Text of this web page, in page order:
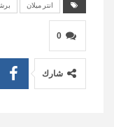
انتر ميلان
0
شارك